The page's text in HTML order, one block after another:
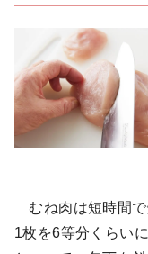
むね肉は短時間で
1枚を6等分くらい